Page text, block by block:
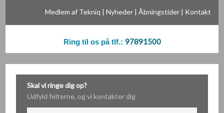
Medlem af Tekniq |Nyheder |Åbningstider | Kontakt
Ring til os på tlf.: 97891500
Skal vi ringe dig op?
​​Udfyld felterne, og vi kontakter dig​